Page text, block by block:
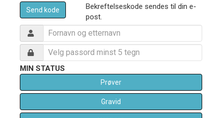
Send kode
Bekreftelseskode sendes til din e-
post.
MIN STATUS
Prøver
Gravid